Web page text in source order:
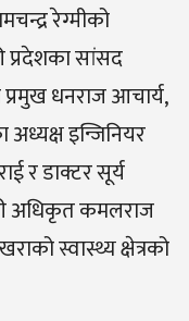
रेग्मीको
प्रदेशका सांसद
धनराज आचार्य,
इन्जिनियर
र डाक्टर सूर्य
अधिकृत कमलराज
स्वास्थ्य क्षेत्रको